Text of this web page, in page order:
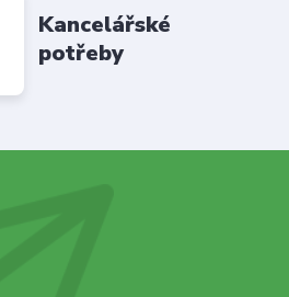
Kancelářské
potřeby